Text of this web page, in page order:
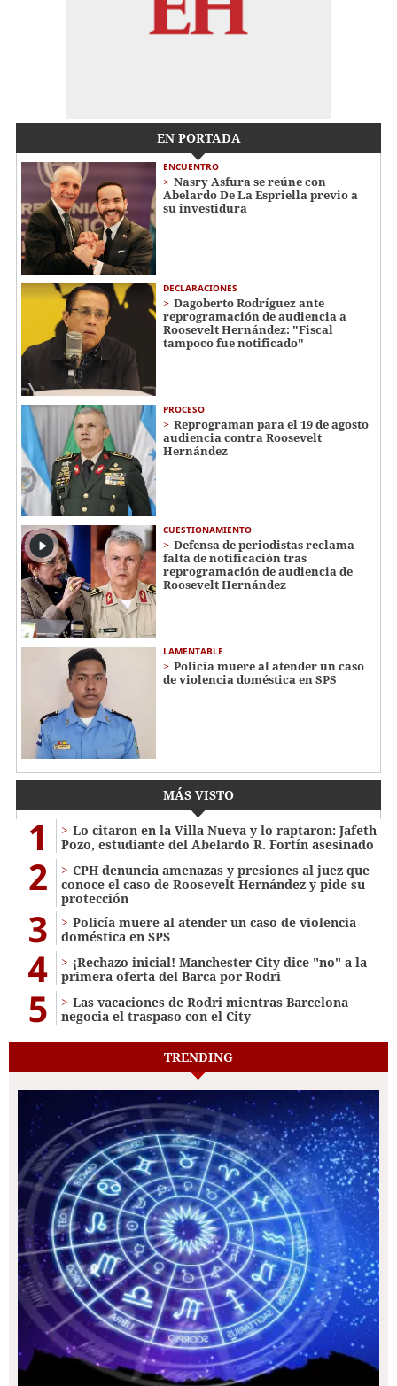
EN PORTADA
ENCUENTRO
Nasry Asfura se reúne con
Abelardo De La Espriella previo a
su investidura
DECLARACIONES
Dagoberto Rodríguez ante
reprogramación de audiencia a
Roosevelt Hernández: "Fiscal
tampoco fue notificado"
PROCESO
Reprograman para el 19 de agosto
audiencia contra Roosevelt
Hernández
CUESTIONAMIENTO
Defensa de periodistas reclama
falta de notificación tras
reprogramación de audiencia de
Roosevelt Hernández
LAMENTABLE
Policía muere al atender un caso
de violencia doméstica en SPS
MÁS VISTO
1
Lo citaron en la Villa Nueva y lo raptaron: Jafeth
Pozo, estudiante del Abelardo R. Fortín asesinado
2
CPH denuncia amenazas y presiones al juez que
conoce el caso de Roosevelt Hernández y pide su
protección
3
Policía muere al atender un caso de violencia
doméstica en SPS
4
¡Rechazo inicial! Manchester City dice "no" a la
primera oferta del Barca por Rodri
5
Las vacaciones de Rodri mientras Barcelona
negocia el traspaso con el City
TRENDING